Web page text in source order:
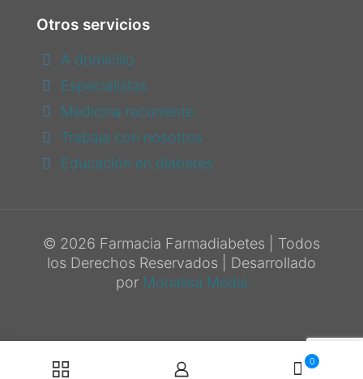
Otros servicios
A domicilio
Especialistas
Medicina recurrente
Trabaja con nosotros
Educación en diabetes
© 2026 Farmacia Farmadiabetes | Todos
los Derechos Reservados | Desarrollado
por Monalisa Media
0